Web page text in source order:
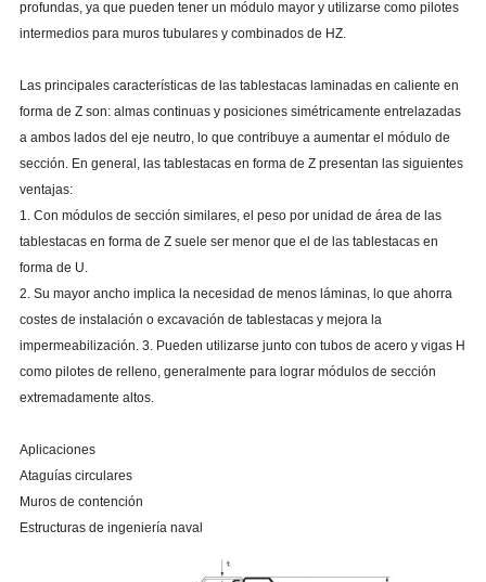
profundas, ya que pueden tener un módulo mayor y utilizarse como pilotes
intermedios para muros tubulares y combinados de HZ.
Las principales características de las tablestacas laminadas en caliente en
forma de Z son: almas continuas y posiciones simétricamente entrelazadas
a ambos lados del eje neutro, lo que contribuye a aumentar el módulo de
sección. En general, las tablestacas en forma de Z presentan las siguientes
ventajas:
1. Con módulos de sección similares, el peso por unidad de área de las
tablestacas en forma de Z suele ser menor que el de las tablestacas en
forma de U.
2. Su mayor ancho implica la necesidad de menos láminas, lo que ahorra
costes de instalación o excavación de tablestacas y mejora la
impermeabilización. 3. Pueden utilizarse junto con tubos de acero y vigas H
como pilotes de relleno, generalmente para lograr módulos de sección
extremadamente altos.
Aplicaciones
Ataguías circulares
Muros de contención
Estructuras de ingeniería naval